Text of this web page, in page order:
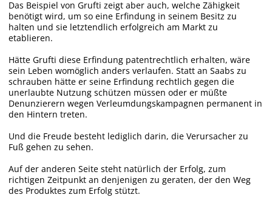
Das Beispiel von Grufti zeigt aber auch, welche Zähigkeit
benötigt wird, um so eine Erfindung in seinem Besitz zu
halten und sie letztendlich erfolgreich am Markt zu
etablieren.
Hätte Grufti diese Erfindung patentrechtlich erhalten, wäre
sein Leben womöglich anders verlaufen. Statt an Saabs zu
schrauben hätte er seine Erfindung rechtlich gegen die
unerlaubte Nutzung schützen müssen oder er müßte
Denunzierern wegen Verleumdungskampagnen permanent in
den Hintern treten.
Und die Freude besteht lediglich darin, die Verursacher zu
Fuß gehen zu sehen.
Auf der anderen Seite steht natürlich der Erfolg, zum
richtigen Zeitpunkt an denjenigen zu geraten, der den Weg
des Produktes zum Erfolg stützt.